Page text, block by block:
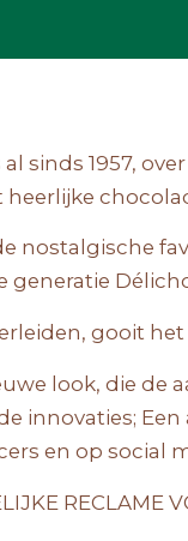
sinds 1957,
heerlijke
nostalgische
generatie
gooit
look, die de
innovaties;
en op social
RECLAME